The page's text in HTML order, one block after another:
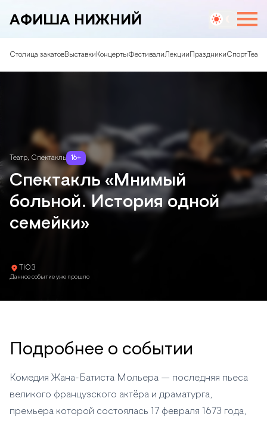
АФИША НИЖНИЙ
Столица закатовВыставкиКонцертыФестивалиЛекции ПраздникиСпорт
Театр, Спектакль 16+
Спектакль «Мнимый
больной. История одной
семейки»
ТЮЗ
Данное событие уже прошло
Подробнее о событии
Комедия Жана-Батиста Мольера — последняя пьеса
великого французского актёра и драматурга,
премьера которой состоялась 17 февраля 1673 года,